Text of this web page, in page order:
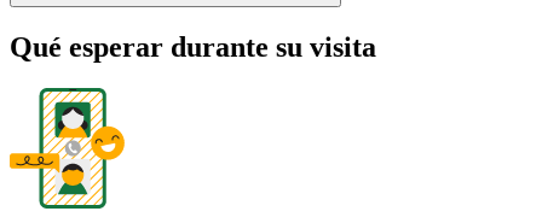
Qué esperar durante su visita